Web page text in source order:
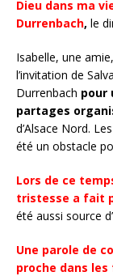
Dieu dans ma
Durrenbach, le
Isabelle, une
l’invitation de
Durrenbach pour
partages
d’Alsace Nord.
été un obstacle
Lors de ce
tristesse a fait
été aussi source
Une parole de
proche dans